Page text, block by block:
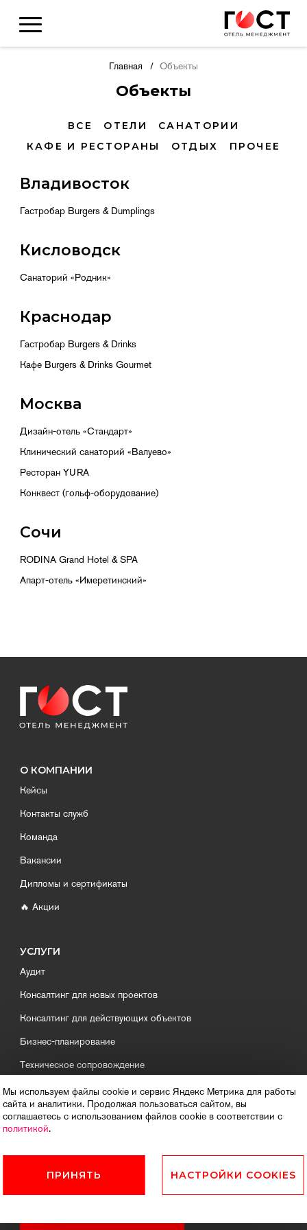
О нас
Команда
Главная Объекты
Объекты
ВСЕ ОТЕЛИ
САНАТОРИИ
КАФЕ И РЕСТОРАНЫ
ОТДЫХ ПРОЧЕЕ
Владивосток
Гастробар Burgers & Dumplings
Кисловодск
Санаторий «Родник»
Краснодар
Гастробар Burgers & Drinks
Кафе Burgers & Drinks Gourmet
Москва
Дизайн-отель «Стандарт»
Клинический санаторий «Валуево»
Ресторан YURA
Конквест (гольф-оборудование)
Сочи
RODINA Grand Hotel & SPA
Апарт-отель «Имеретинский»
О КОМПАНИИ
Кейсы
Контакты служб
Команда
Вакансии
Дипломы и сертификаты
🔥 Акции
УСЛУГИ
Аудит
Консалтинг для новых проектов
Консалтинг для действующих объектов
Бизнес-планирование
Техническое сопровождение
Управление объектом
Девелопмент
ОБЪЕКТЫ
Список объектов компании
Мы используем файлы cookie и сервис Яндекс Метрика для работы
сайта и аналитики. Продолжая пользоваться сайтом, вы
соглашаетесь с использованием файлов cookie в соответствии с
политикой.
ПРИНЯТЬ НАСТРОЙКИ COOKIES